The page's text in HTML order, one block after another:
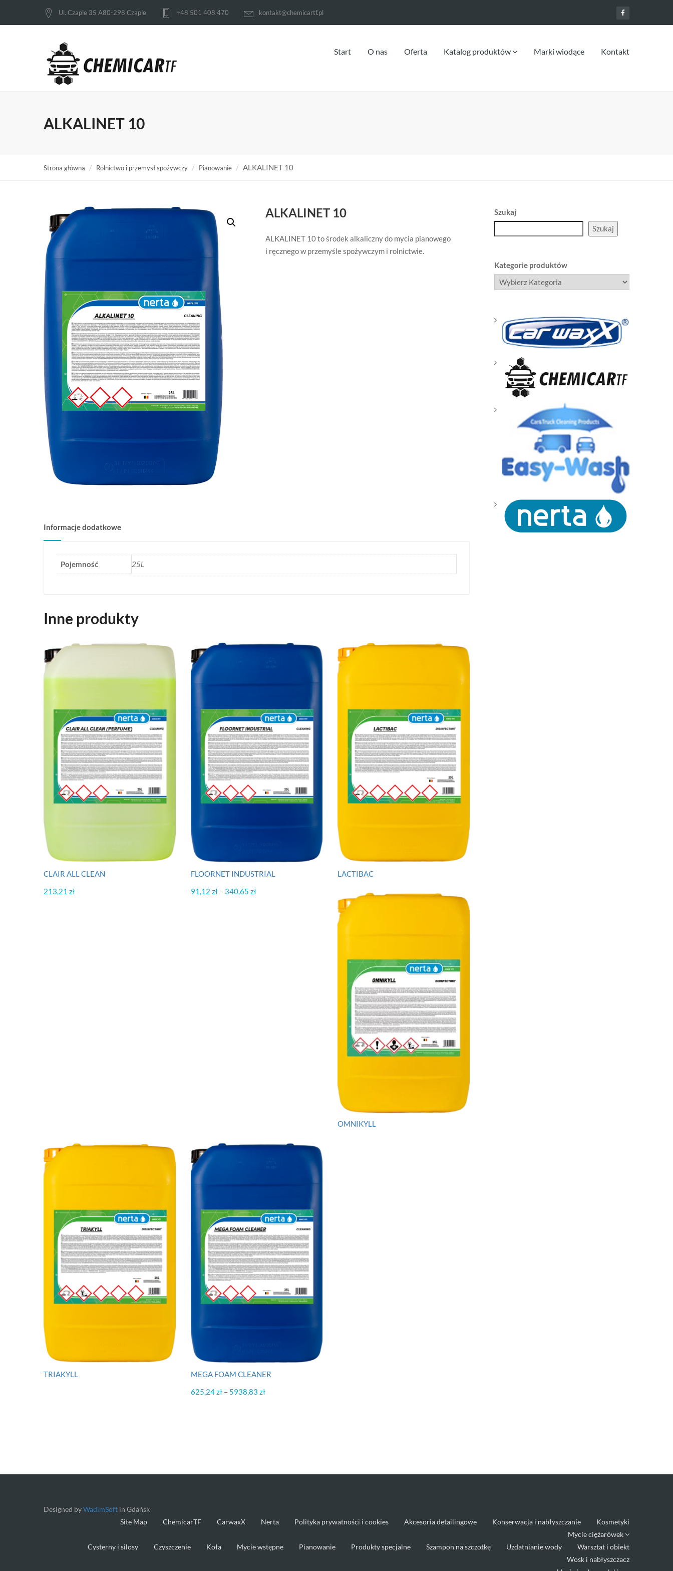
Ul. Czaple 35 A80-298 Czaple +48 501 408 470 kontakt@chemicartf.pl
Start O nas Oferta Katalog produktów Marki wiodące Kontakt
ALKALINET 10
Strona główna Rolnictwo i przemysł spożywczy Pianowanie ALKALINET 10
ALKALINET 10
ALKALINET 10 to środek alkaliczny do mycia pianowego
i ręcznego w przemyśle spożywczym i rolnictwie.
Informacje dodatkowe
Pojemność 25L
Inne produkty
CLAIR ALL CLEAN
213,21 zł
FLOORNET INDUSTRIAL
91,12 zł – 340,65 złZakres
LACTIBAC
OMNIKYLL
TRIAKYLL
MEGA FOAM CLEANER
625,24zł – 5938,83 złZakres
Szukaj
Szukaj
Kategorie produktów
Designed byWadimSoft in Gdańsk
Site Map
ChemicarTF CarwaxX Nerta Polityka prywatności i cookies Akcesoria detailingowe Konserwacja i nabłyszczanie
Kosmetyki
Mycie ciężarówek
Cysterny i silosy
Czyszczenie Koła Mycie wstępne Pianowanie Produkty specjalne Szampon na szczotkę Uzdatnianie wody
Warsztat i obiekt
Wosk i nabłyszczacz